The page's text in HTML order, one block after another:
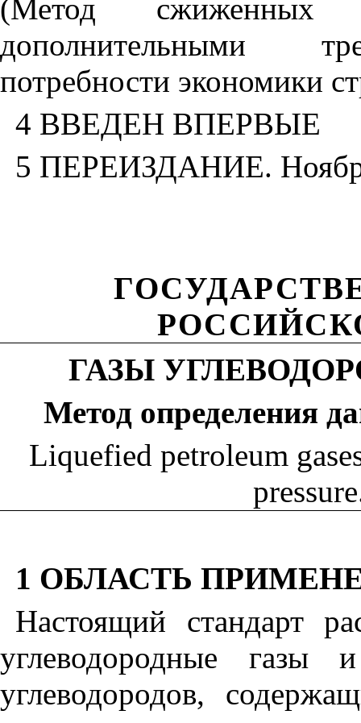
(Метод сжиженных
дополнительными
потребности экономики
4 ВВЕДЕН ВПЕРВЫЕ
5 ПЕРЕИЗДАНИЕ.
ГАЗЫ
Метод определения
Liquefied petroleum
1 ОБЛАСТЬ
Настоящий стандарт
углеводородные
углеводородов,